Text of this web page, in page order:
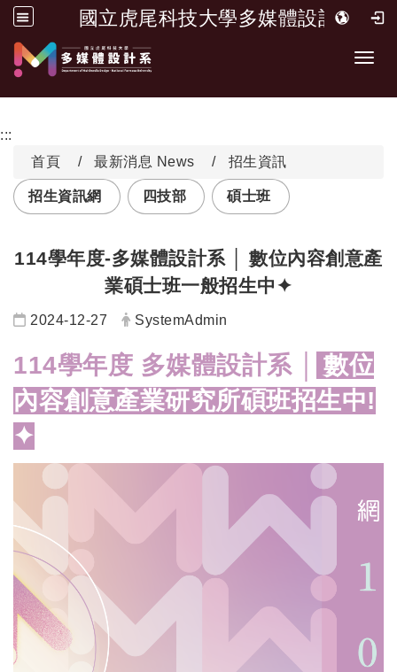
國立虎尾科技大學多媒體設計系
跳到主要內容 開啟
:::
首頁
最新消息 News 招生資訊
招生資訊網 四技部 碩士班
114學年度-多媒體設計系 │ 數位內容創意產
業碩士班一般招生中✦
日期：
2024-12-27 發布者：
SystemAdmin
114學年度 多媒體設計系 │
數位
內容創意產業研究所碩班招生中!
✦